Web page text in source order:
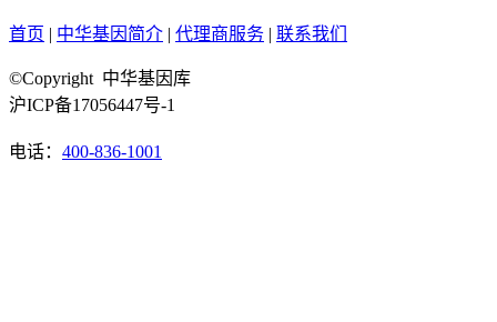
首页 | 中华基因简介 | 代理商服务 | 联系我们
©Copyright 中华基因库
沪ICP备17056447号-1
电话： 400-836-1001